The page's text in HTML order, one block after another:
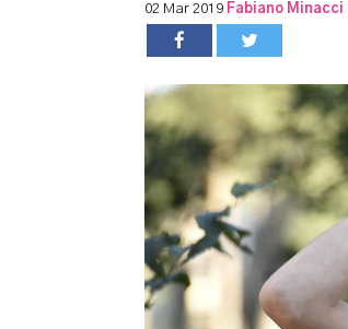
02 Mar 2019 Fabiano Minacci